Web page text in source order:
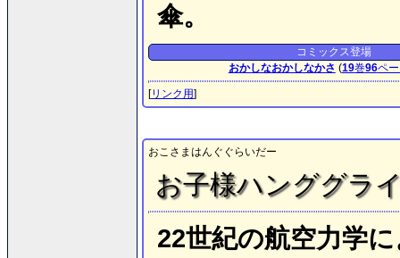
傘。
コミックス登場
おかしなおかしなかさ (19巻96ペ
[リンク用]
おこさまはんぐぐらいだー
お子様ハンググラ
22世紀の航空力学